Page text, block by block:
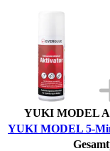
YUKI MODEL
YUKI MODEL 5-